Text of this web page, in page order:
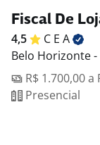
Fiscal De
4,5 C E A
Belo Horizonte -
R$ 1.700,00 a
Presencial